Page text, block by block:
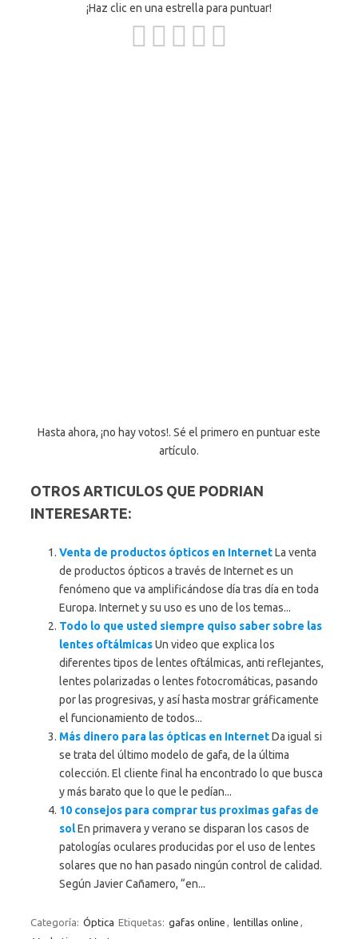
¡Haz clic en una estrella para puntuar!
Hasta ahora, ¡no hay votos!. Sé el primero en puntuar este
artículo.
OTROS ARTICULOS QUE PODRIAN
INTERESARTE:
Venta de productos ópticos en InternetLa venta
de productos ópticos a través de Internet es un
fenómeno que va amplificándose día tras día en toda
Europa. Internet y su uso es uno de los temas...
Todo lo que usted siempre quiso saber sobre las
lentes oftálmicasUn video que explica los
diferentes tipos de lentes oftálmicas, anti reflejantes,
lentes polarizadas o lentes fotocromáticas, pasando
por las progresivas, y así hasta mostrar gráficamente
el funcionamiento de todos...
Más dinero para las ópticas en InternetDa igual si
se trata del último modelo de gafa, de la última
colección. El cliente final ha encontrado lo que busca
y más barato que lo que le pedían...
10 consejos para comprar tus proximas gafas de
solEn primavera y verano se disparan los casos de
patologías oculares producidas por el uso de lentes
solares que no han pasado ningún control de calidad.
Según Javier Cañamero, “en...
Categoría: Óptica Etiquetas: gafas online lentillas online